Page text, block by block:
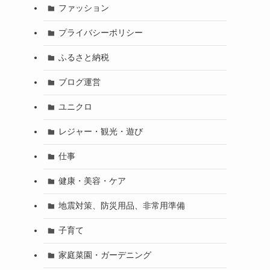
ファッション
プライバシーポリシー
ふるさと納税
ブログ運営
ユニクロ
レジャー・観光・遊び
仕事
健康・美容・ケア
地震対策、防災用品、非常用準備
子育て
家庭菜園・ガーデニング